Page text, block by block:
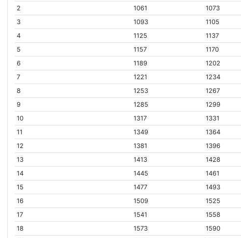
2
1061 1073
3
1093 1105
4
1125 1137
5
1157 1170
6
1189 1202
7
1221 1234
8
1253 1267
9
1285 1299
10
1317 1331
11
1349 1364
12
1381 1396
13
1413 1428
14
1445 1461
15
1477 1493
16
1509 1525
17
1541 1558
18
1573 1590